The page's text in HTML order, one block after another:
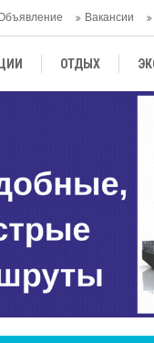
Вакансии
ОТДЫХ
АЗИЯ
помогут